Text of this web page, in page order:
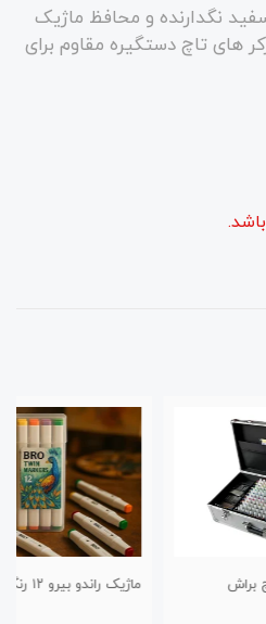
۶۰ عددی سفید نگدارنده و محافظ ماژیک
های تاچ دستگیره مقاوم برای
ماژیک راندو بیرو ۱۲ رنگ